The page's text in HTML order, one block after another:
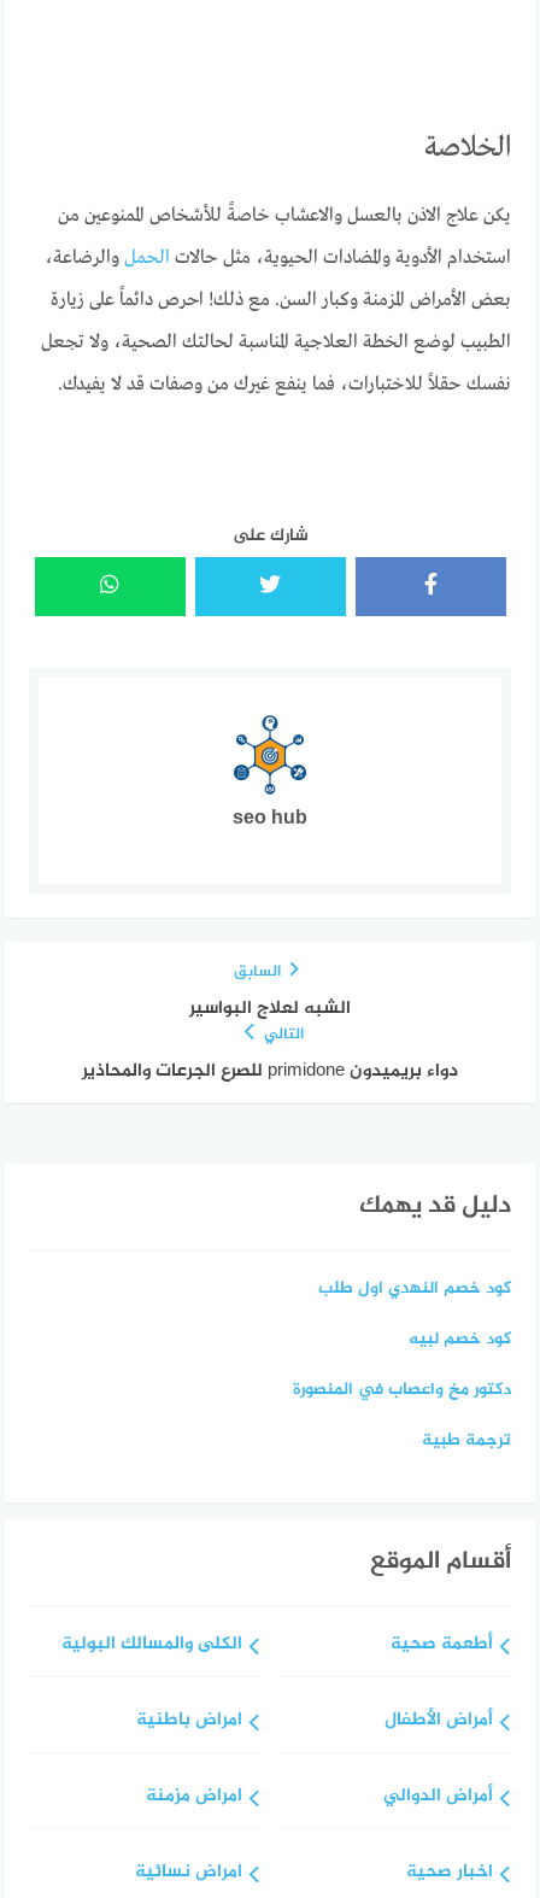
الخلاصة
يكن علاج الاذن بالعسل والاعشاب خاصةً للأشخاص الممنوعين من
استخدام الأدوية والمضادات الحيوية، مثل حالات الحمل والرضاعة،
بعض الأمراض المزمنة وكبار السن. مع ذلك! احرص دائماً على زيارة
الطبيب لوضع الخطة العلاجية المناسبة لحالتك الصحية، ولا تجعل
نفسك حقلاً للاختبارات، فما ينفع غيرك من وصفات قد لا يفيدك.
شارك على
seo hub
السابق
الشبه لعلاج البواسير
التالي
دواء بريميدون primidone للصرع الجرعات والمحاذير
دليل قد يهمك
كود خصم النهدي اول طلب
كود خصم لبيه
دكتور مخ واعصاب في المنصورة
ترجمة طبية
أقسام الموقع
أطعمة صحية
أمراض الأطفال
أمراض الدوالي
اخبار صحية
الكلى والمسالك البولية
امراض باطنية
امراض مزمنة
امراض نسائية